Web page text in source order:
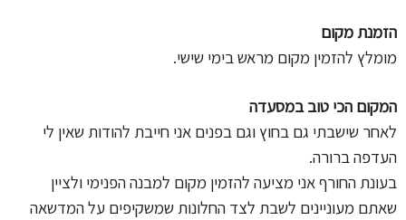
הזמנת מקום
מומלץ להזמין מקום מראש בימי שישי.
המקום הכי טוב במסעדה
לאחר שישבתי גם בחוץ וגם בפנים אני חייבת להודות שאין לי
העדפה ברורה.
בעונת החורף אני מציעה להזמין מקום למבנה הפנימי ולציין
שאתם מעוניינים לשבת לצד החלונות שמשקיפים על המדשאה